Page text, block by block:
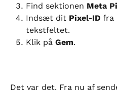
Find sektionen Meta
Indsæt dit Pixel-ID fra
tekstfeltet.
Klik på Gem.
Det var det. Fra nu af